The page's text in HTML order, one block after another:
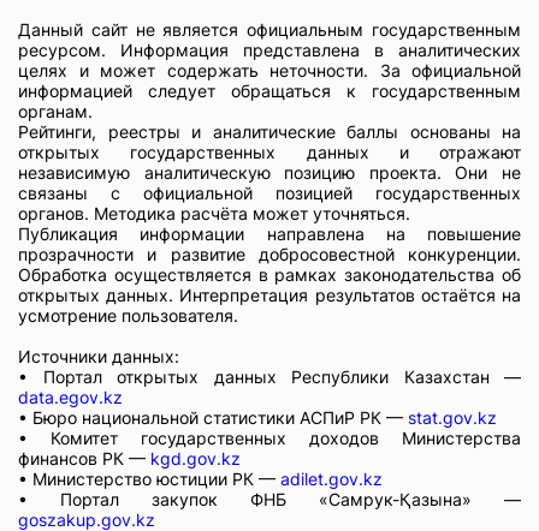
Данный сайт не является официальным государственным
ресурсом. Информация представлена в аналитических
целях и может содержать неточности. За официальной
информацией следует обращаться к государственным
органам.
Рейтинги, реестры и аналитические баллы основаны на
открытых государственных данных и отражают
независимую аналитическую позицию проекта. Они не
связаны с официальной позицией государственных
органов. Методика расчёта может уточняться.
Публикация информации направлена на повышение
прозрачности и развитие добросовестной конкуренции.
Обработка осуществляется в рамках законодательства об
открытых данных. Интерпретация результатов остаётся на
усмотрение пользователя.
Источники данных:
• Портал открытых данных Республики Казахстан —
data.egov.kz
• Бюро национальной статистики АСПиР РК — stat.gov.kz
• Комитет государственных доходов Министерства
финансов РК — kgd.gov.kz
• Министерство юстиции РК — adilet.gov.kz
• Портал закупок ФНБ «Самрук-Қазына» —
goszakup.gov.kz